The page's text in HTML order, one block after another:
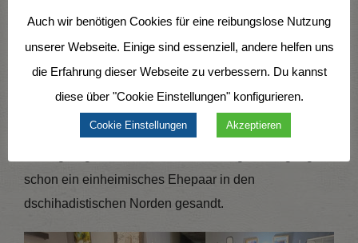
Fragen. Neben der Vision für Mission braucht es aber
auch Strukturen, die Sendung ermöglichen. Ein kleiner
schon ein einheimisches Ehepaar in den
dschihadistischen Norden gesandt.
Auch wir benötigen Cookies für eine reibungslose Nutzung
unserer Webseite. Einige sind essenziell, andere helfen uns
die Erfahrung dieser Webseite zu verbessern. Du kannst
diese über "Cookie Einstellungen" konfigurieren.
Cookie Einstellungen Akzeptieren